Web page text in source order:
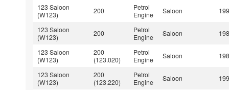
123 Saloon
(W123)
200
Petrol
Engine
Saloon
123 Saloon
(W123)
200
Petrol
Engine
Saloon
123 Saloon
(W123)
200
(123.020)
Petrol
Engine
Saloon
123 Saloon
(W123)
200
(123.220)
Petrol
Engine
Saloon